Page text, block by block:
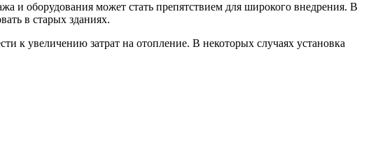
и оборудования может стать препятствием для широкого внедрения. В
в старых зданиях.
к увеличению затрат на отопление. В некоторых случаях установка